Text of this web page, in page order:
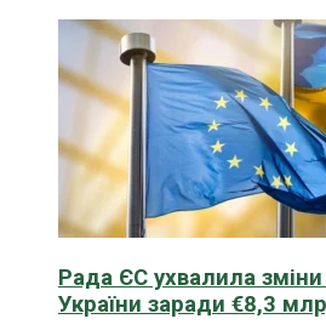
Рада ЄС ухвалила
України заради €8,3